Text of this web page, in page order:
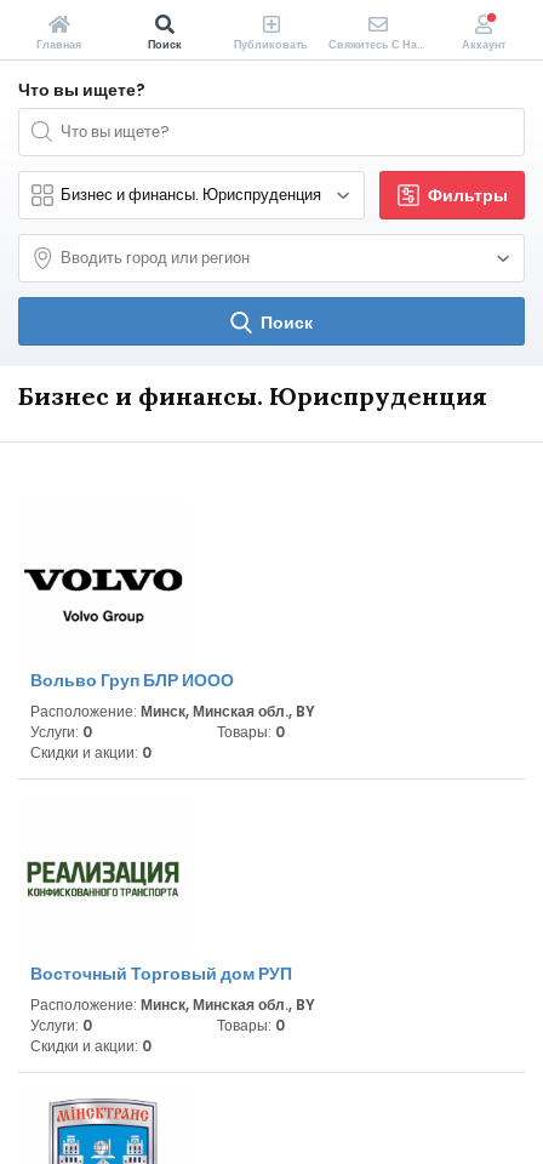
Что вы ищете?
Фильтры
Поиск
Бизнес и финансы. Юриспруденция
Вольво Груп БЛР ИООО
Расположение: Минск, Минская обл., BY
Услуги: 0 Товары: 0
Скидки и акции: 0
Восточный Торговый дом РУП
Расположение: Минск, Минская обл., BY
Услуги: 0 Товары: 0
Скидки и акции: 0
Главная Поиск Публиковать Свяжитесь С Нами Аккаунт